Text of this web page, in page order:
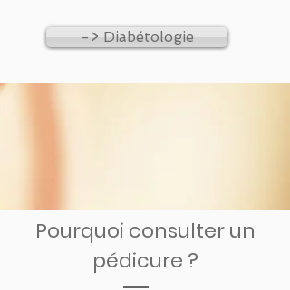
-> Diabétologie
Pourquoi consulter un
pédicure ?